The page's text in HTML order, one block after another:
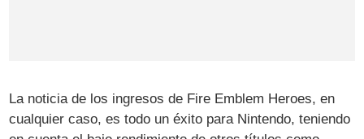
La noticia de los ingresos de Fire Emblem Heroes, en
cualquier caso, es todo un éxito para Nintendo, teniendo